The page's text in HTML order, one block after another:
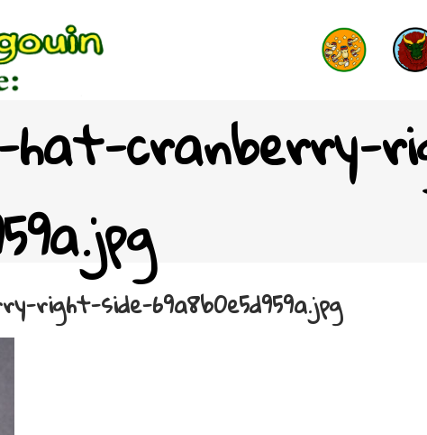
hat-cranberry-
right-side-69a8b0e5d959a.jpg